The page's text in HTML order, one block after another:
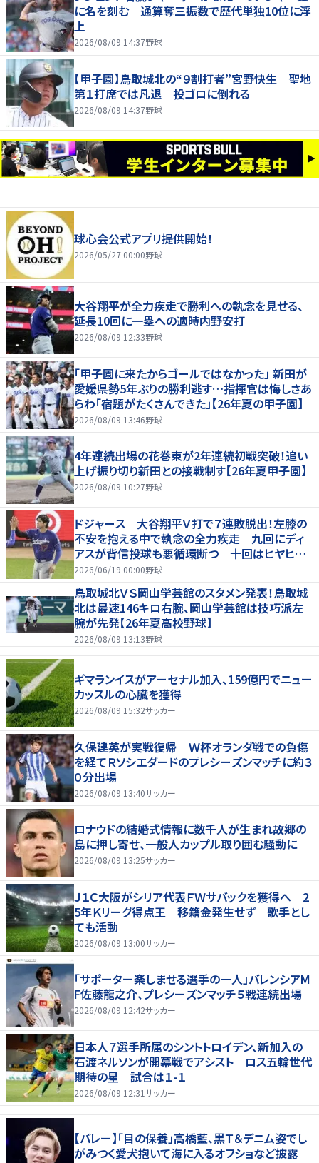
に名を刻む 通算奪三振数で歴代単独10位に浮
上
2026/08/09 14:37野球
【甲子園】鳥取城北の“９割打者”宮野快生 聖地
第１打席では凡退 投ゴロに倒れる
2026/08/09 14:37野球
球心会公式アプリ提供開始！
2026/05/27 00:00野球
大谷翔平が全力疾走で勝利への執念を見せる、
延長10回に一塁への適時内野安打
2026/08/09 12:33野球
「甲子園に来たからゴールではなかった」 新田が
愛媛県勢5年ぶりの勝利逃す…指揮官は悔しさあ
らわ「宿題がたくさんできた」【26年夏の甲子園】
2026/08/09 13:46野球
4年連続出場の花巻東が2年連続初戦突破！追い
上げ振り切り新田との接戦制す【26年夏甲子園】
2026/08/09 10:27野球
ドジャース 大谷翔平Ｖ打で７連敗脱出！左膝の
不安を抱える中で執念の全力疾走 九回にディ
アスが背信投球も悪循環断つ 十回はヒヤヒヤ
もリード守る
2026/06/19 00:00野球
鳥取城北ＶＳ岡山学芸館のスタメン発表！鳥取城
北は最速146キロ右腕、岡山学芸館は技巧派左
腕が先発【26年夏高校野球】
2026/08/09 13:13野球
ギマランイスがアーセナル加入、159億円でニュー
カッスルの心臓を獲得
2026/08/09 15:32サッカー
久保建英が実戦復帰 Ｗ杯オランダ戦での負傷
を経てＲソシエダードのプレシーズンマッチに約３
０分出場
2026/08/09 13:40サッカー
ロナウドの結婚式情報に数千人が生まれ故郷の
島に押し寄せ、一般人カップル取り囲む騒動に
2026/08/09 13:25サッカー
Ｊ１Ｃ大阪がシリア代表ＦＷサバックを獲得へ 2
5年Ｋリーグ得点王 移籍金発生せず 歌手とし
ても活動
2026/08/09 13:00サッカー
「サポーター楽しませる選手の一人」バレンシアM
F佐藤龍之介、プレシーズンマッチ５戦連続出場
2026/08/09 12:42サッカー
日本人７選手所属のシントトロイデン、新加入の
石渡ネルソンが開幕戦でアシスト ロス五輪世代
期待の星 試合は１-１
2026/08/09 12:31サッカー
【バレー】「目の保養」高橋藍、黒Ｔ＆デニム姿でし
がみつく愛犬抱いて海に入るオフショなど披露